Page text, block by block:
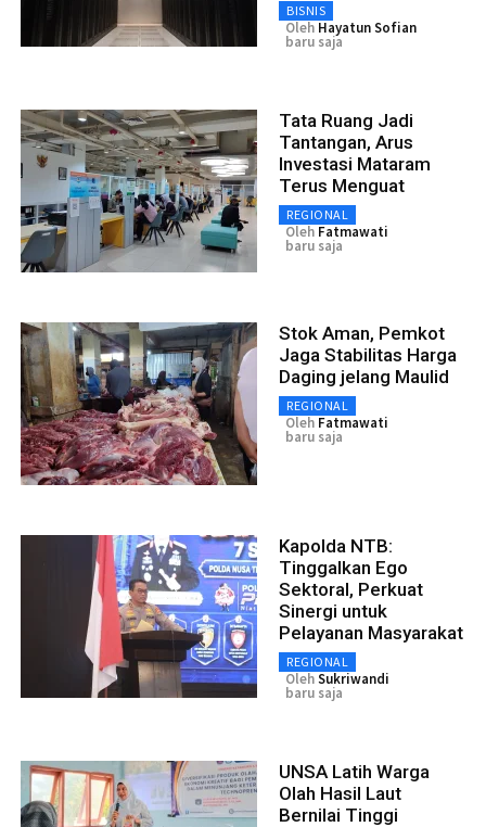
BISNIS
Oleh Hayatun Sofian
baru saja
Tata Ruang Jadi
Tantangan, Arus
Investasi Mataram
Terus Menguat
REGIONAL
Oleh Fatmawati
baru saja
Stok Aman, Pemkot
Jaga Stabilitas Harga
Daging jelang Maulid
REGIONAL
Oleh Fatmawati
baru saja
Kapolda NTB:
Tinggalkan Ego
Sektoral, Perkuat
Sinergi untuk
Pelayanan Masyarakat
REGIONAL
OlehSukriwandi
baru saja
UNSA Latih Warga
Olah Hasil Laut
Bernilai Tinggi